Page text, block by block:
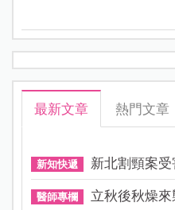
最新文章 熱門文章
新知快遞 新北割頸案
醫師專欄 立秋後秋燥